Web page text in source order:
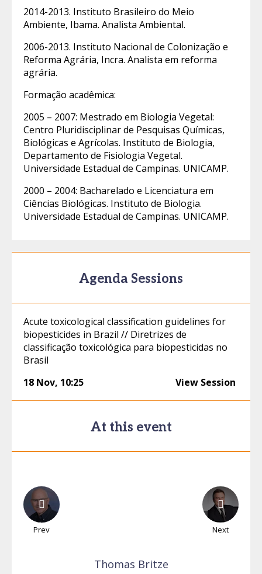
2014-2013. Instituto Brasileiro do Meio
Ambiente, Ibama. Analista Ambiental.
2006-2013. Instituto Nacional de Colonização e
Reforma Agrária, Incra. Analista em reforma
agrária.
Formação acadêmica:
2005 – 2007: Mestrado em Biologia Vegetal:
Centro Pluridisciplinar de Pesquisas Químicas,
Biológicas e Agrícolas. Instituto de Biologia,
Departamento de Fisiologia Vegetal.
Universidade Estadual de Campinas. UNICAMP.
2000 – 2004: Bacharelado e Licenciatura em
Ciências Biológicas. Instituto de Biologia.
Universidade Estadual de Campinas. UNICAMP.
Agenda Sessions
Acute toxicological classification guidelines for
biopesticides in Brazil // Diretrizes de
classificação toxicológica para biopesticidas no
Brasil
18 Nov, 10:25 View Session
At this event
Prev Next
Thomas Britze